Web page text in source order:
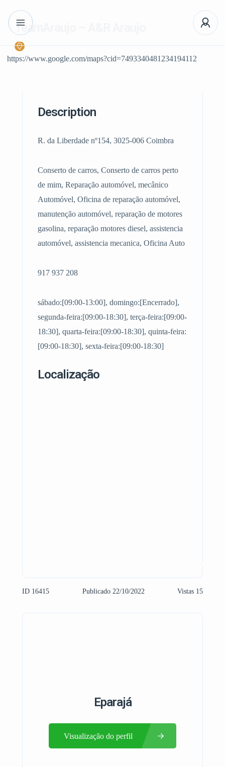
TeamAraujo – A&R Araujo
https://www.google.com/maps?cid=7493340481234194112
Description
R. da Liberdade nº154, 3025-006 Coimbra
Conserto de carros, Conserto de carros perto
de mim, Reparação automóvel, mecânico
Automóvel, Oficina de reparação automóvel,
manutenção automóvel, reparação de motores
gasolina, reparação motores diesel, assistencia
automóvel, assistencia mecanica, Oficina Auto
917 937 208
sábado:[09:00-13:00], domingo:[Encerrado],
segunda-feira:[09:00-18:30], terça-feira:[09:00-
18:30], quarta-feira:[09:00-18:30], quinta-feira:
[09:00-18:30], sexta-feira:[09:00-18:30]
Localização
ID 16415 Publicado 22/10/2022 Vistas 15
Eparajá
Visualização do perfil